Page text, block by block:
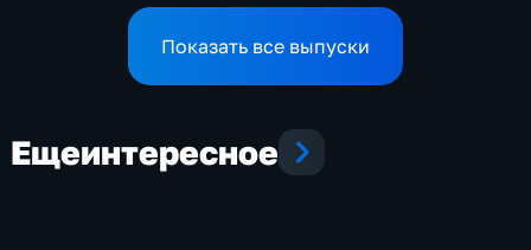
Показать все выпуски
Ещеинтересное